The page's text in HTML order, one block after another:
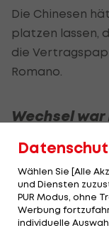
Die Chinesen
platzen lassen,
die
Romano.
Wechsel
Pikant dabei:
bereits eine
haben. Oscar
Trikot seines
Wählen Sie [Alle
und Diensten
PUR Modus, ohne
Werbung
individuelle